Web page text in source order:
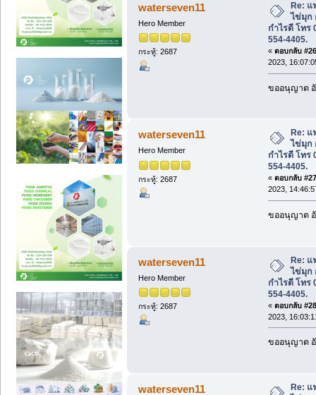
waterseven11
Hero Member
กระทู้: 2687
Re:
ไข่มุก
กำไรดี โทร
554-4405.
« ตอบกลับ
2023,
ขออนุญาต
waterseven11
Hero Member
กระทู้: 2687
Re:
ไข่มุก
กำไรดี โทร
554-4405.
« ตอบกลับ
2023,
ขออนุญาต
waterseven11
Hero Member
กระทู้: 2687
Re: แ
ไข่มุก
กำไรดี โทร
554-4405.
« ตอบกลับ
2023,
ขออนุญาต
waterseven11
Re: แ